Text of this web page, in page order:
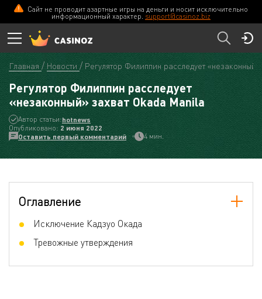
Сайт не проводит азартные игры на деньги и носит исключительно
информационный характер. support@casinoz.biz
Главная Новости Регулятор Филиппин расследует
Регулятор Филиппин расследует
«незаконный» захват Okada Manila
Автор статьи:hotnews
Опубликовано: 2 июня 2022
Оставить первый комментарий
4 мин.
Оглавление
Исключение Кадзуо Окада
Тревожные утверждения